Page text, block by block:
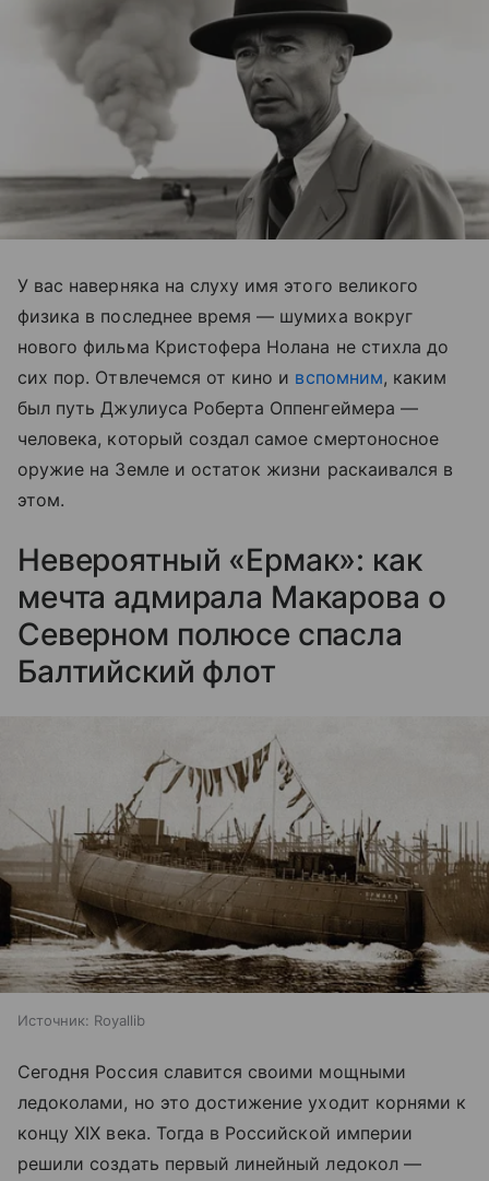
У вас наверняка на слуху имя этого великого
физика в последнее время — шумиха вокруг
нового фильма Кристофера Нолана не стихла до
сих пор. Отвлечемся от кино и вспомним, каким
был путь Джулиуса Роберта Оппенгеймера —
человека, который создал самое смертоносное
оружие на Земле и остаток жизни раскаивался в
этом.
Невероятный «Ермак»: как
мечта адмирала Макарова о
Северном полюсе спасла
Балтийский флот
Источник: Royallib
Сегодня Россия славится своими мощными
ледоколами, но это достижение уходит корнями к
концу XIX века. Тогда в Российской империи
решили создать первый линейный ледокол —